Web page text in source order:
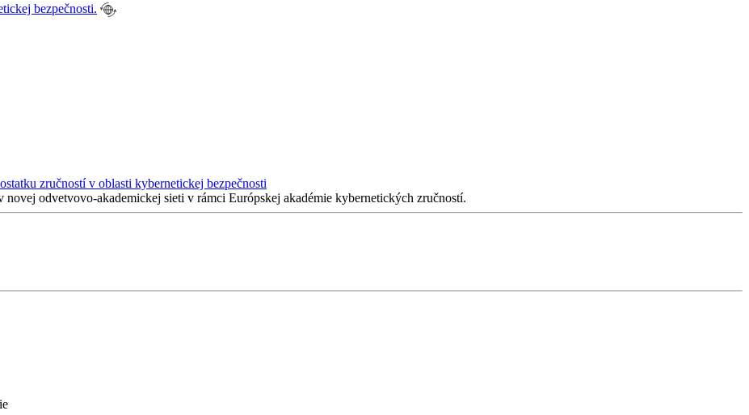
bezpečnosti.
zručností v oblasti kybernetickej bezpečnosti
odvetvovo-akademickej sieti v rámci Európskej akadémie kybernetických zručností.